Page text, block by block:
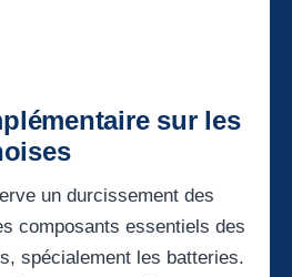
sur les
un durcissement des
composants essentiels des
spécialement les batteries.